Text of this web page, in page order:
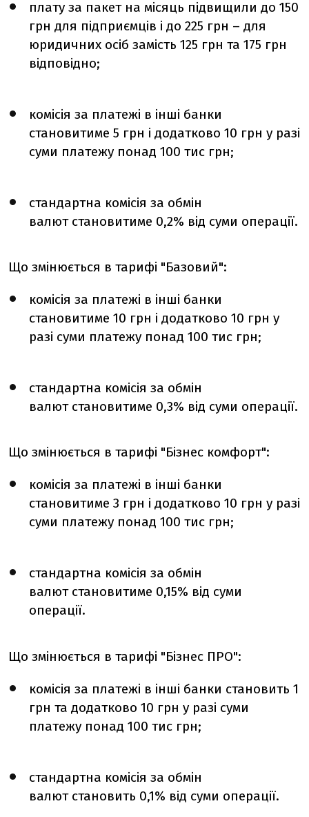
плату за пакет на місяць підвищили до 150
грн для підприємців і до 225 грн – для
юридичних осіб замість 125 грн та 175 грн
відповідно;
комісія за платежі в інші банки
становитиме 5 грн і додатково 10 грн у разі
суми платежу понад 100 тис грн;
стандартна комісія за обмін
валютстановитиме 0,2% від суми операції.
Що змінюється в тарифі "Базовий":
комісія за платежі в інші банки
становитиме 10 грн і додатково 10 грн у
разі суми платежу понад 100 тис грн;
стандартна комісія за обмін
валютстановитиме 0,3% від суми операції.
Що змінюється в тарифі "Бізнес комфорт":
комісія за платежі в інші банки
становитиме 3 грн і додатково 10 грн у разі
суми платежу понад 100 тис грн;
стандартна комісія за обмін
валют становитиме 0,15% від суми
операції.
Що змінюється в тарифі "Бізнес ПРО":
комісія за платежі в інші банки становить 1
грн та додатково 10 грн у разі суми
платежу понад 100 тис грн;
стандартна комісія за обмін
валютстановить 0,1% від суми операції.